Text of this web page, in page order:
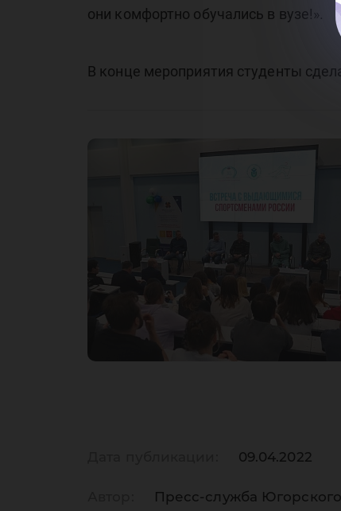
они комфортно обучались в вузе!».
В конце мероприятия студенты
09.04.2022
Пресс-служба